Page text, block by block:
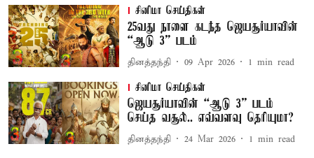
சினிமா செய்திகள்
25வது நாளை கடந்த ஜெயசூர்யாவின்
“ஆடு 3” படம்
தினத்தந்தி 09 Apr 2026 1 min read
சினிமா செய்திகள்
ஜெயசூர்யாவின் “ஆடு 3” படம்
செய்த வசூல்.. எவ்வளவு தெரியுமா?
தினத்தந்தி 24 Mar 2026 1 min read